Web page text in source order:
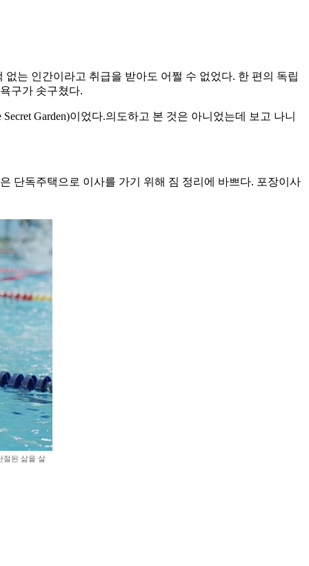
는 인간이라고 취급을 받아도 어쩔 수 없었다. 한 편의 독립
구가 솟구쳤다.
Garden)이었다.의도하고 본 것은 아니었는데 보고 나니
단독주택으로 이사를 가기 위해 짐 정리에 바쁘다. 포장이사
절된 삶을 살